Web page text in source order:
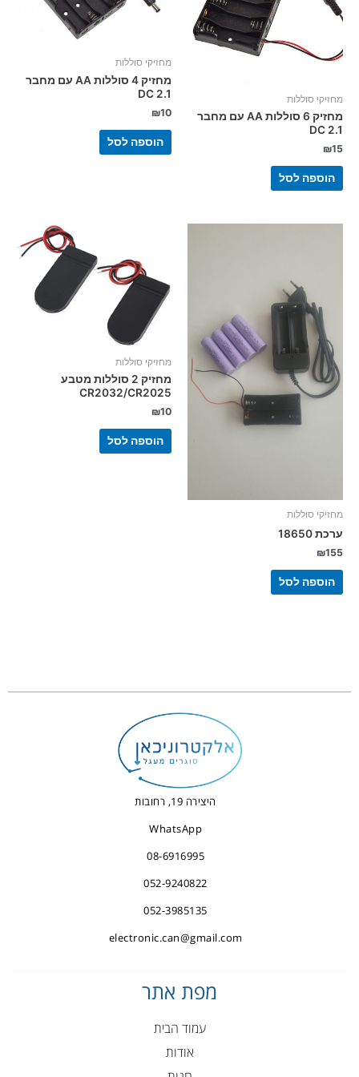
מחזיקי סוללות
מחזיק 6 סוללות AA עם מחבר
DC 2.1
₪15
הוספה לסל
מחזיקי סוללות
מחזיק 4 סוללות AA עם מחבר
DC 2.1
₪10
הוספה לסל
מחזיקי סוללות
ערכת 18650
₪155
הוספה לסל
מחזיקי סוללות
מחזיק 2 סוללות מטבע
CR2032/CR2025
₪10
הוספה לסל
היצירה 19, רחובות
WhatsApp
08-6916995
052-9240822
052-3985135
electronic.can@gmail.com
מפת אתר
עמוד הבית
אודות